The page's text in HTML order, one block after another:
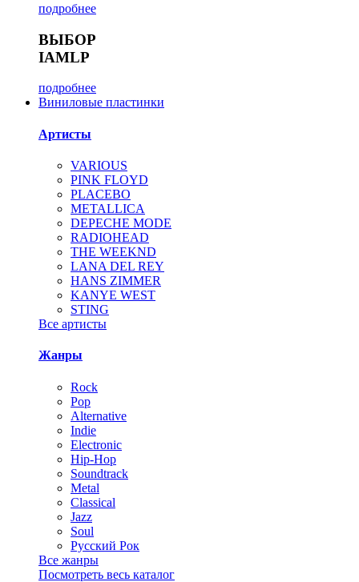
подробнее
ВЫБОР
IAMLP
подробнее
Виниловые пластинки
Артисты
VARIOUS
PINK FLOYD
PLACEBO
METALLICA
DEPECHE MODE
RADIOHEAD
THE WEEKND
LANA DEL REY
HANS ZIMMER
KANYE WEST
STING
Все артисты
Жанры
Rock
Pop
Alternative
Indie
Electronic
Hip-Hop
Soundtrack
Metal
Classical
Jazz
Soul
Русский Рок
Все жанры
Посмотреть весь каталог